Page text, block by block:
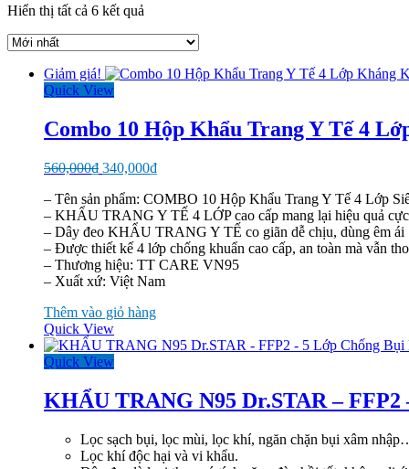
Hiển thị tất cả 6 kết quả
mới
Giảm giá!
Quick View
Combo 10 Hộp Khẩu Trang Y Tế 4
560,000₫ Giá
là:
560,000₫.
340,000₫Giá
tại
là:
340,000₫.
– Tên sản phẩm: COMBO 10 Hộp Khẩu Trang Y Tế 4 Lớp
– KHẨU TRANG Y TẾ 4 LỚP cao cấp mang lại hiệu quả
– Dây đeo KHẨU TRANG Y TẾ co giãn dễ chịu, dùng êm ái
– Được thiết kế 4 lớp chống khuẩn cao cấp, an toàn mà vẫn
– Thương hiệu: TT CARE VN95
– Xuất xứ: Việt Nam
Thêm vào giỏ hàng
Quick View
Quick View
KHẨU TRANG N95 Dr.STAR –
Lọc sạch bụi, lọc mùi, lọc khí, ngăn chặn bụi xâm
Lọc khí độc hại và vi khẩu.